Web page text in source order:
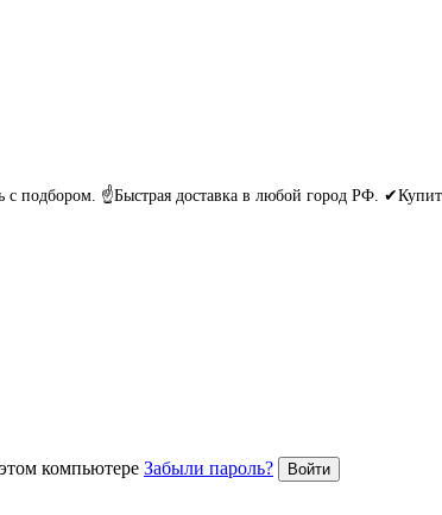
подбором. ☝Быстрая доставка в любой город РФ.
компьютере Забыли пароль?